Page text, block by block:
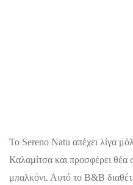
Το Sereno Natu απέχει λίγα
Καλαμίτσα και προσφέρει θέα
μπαλκόνι. Αυτό το B&B